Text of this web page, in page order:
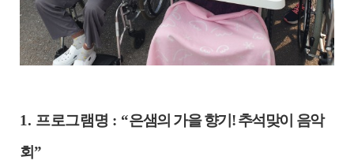
1. 프로그램명 : “은샘의 가을 향기 !추석맞이 음악
회”